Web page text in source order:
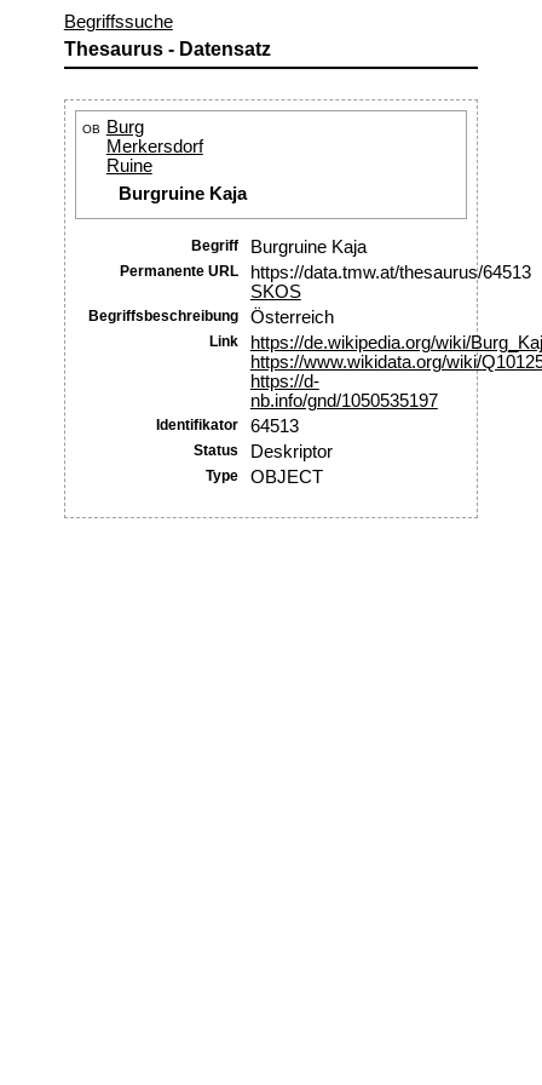
Begriffssuche
Thesaurus - Datensatz
OB
Burg
Merkersdorf
Ruine
Burgruine Kaja
Begriff Burgruine Kaja
Permanente URL
https://data.tmw.at/thesaurus/64513
SKOS
Begriffsbeschreibung Österreich
Link
https://de.wikipedia.org/wiki/
https://www.wikidata.org/wiki/
https://d-
nb.info/gnd/1050535197
Identifikator 64513
Status Deskriptor
Type OBJECT